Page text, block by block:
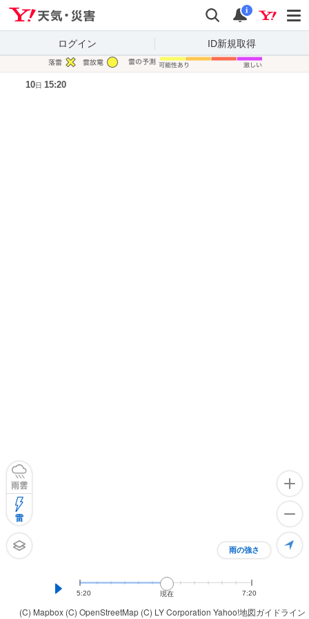
検索 通知
i
ログイン ID新規取得
(C) Mapbox (C) OpenStreetMap (C) LY Corporation Yahoo!地図ガイドライン
雨の強さ
雨雲
雷
5:20 現在 7:20
10日 15:20